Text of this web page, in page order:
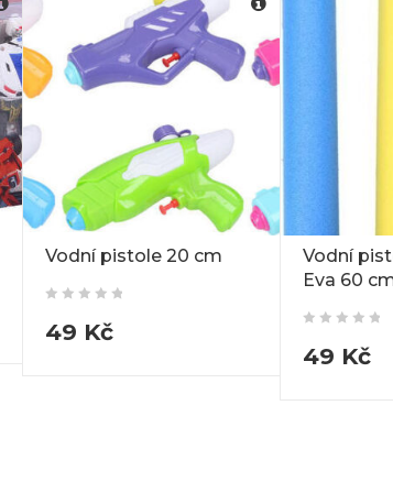
Vodní pistole 20 cm
49 Kč
Vodní
Eva 60
49 Kč